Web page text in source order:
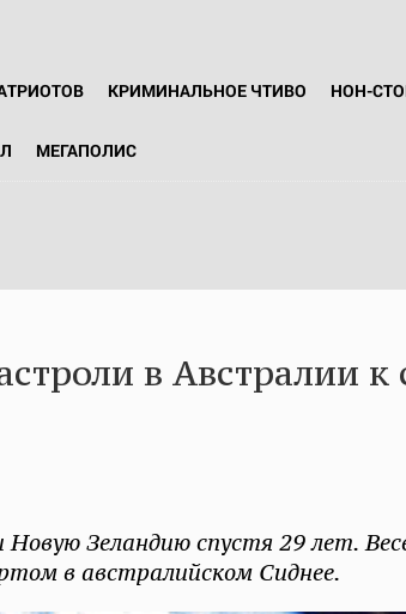
КРИМИНАЛЬНОЕ ЧТИВО НОН-
МЕГАПОЛИС
в Австралии к
Зеландию спустя 29 лет.
в австралийском Сиднее.